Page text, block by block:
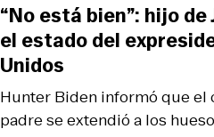
Hunter Biden informó que el
padre se extendió a los
“No está bien”: hijo
el estado del
Unidos